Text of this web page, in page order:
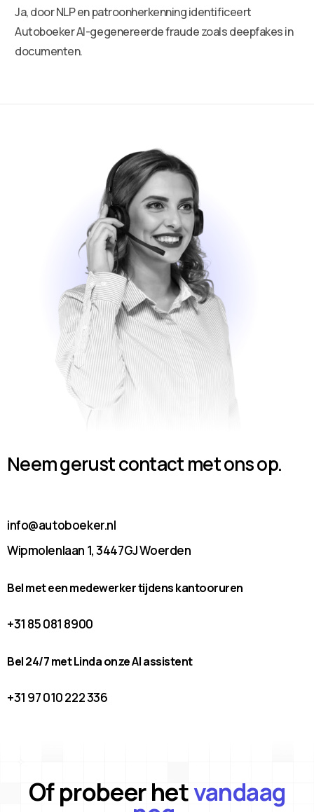
Ja, door NLP en patroonherkenning identificeert
Autoboeker AI-gegenereerde fraude zoals deepfakes in
documenten.
Neem gerust contact met ons op.
info@autoboeker.nl
Wipmolenlaan 1, 3447GJ Woerden
Bel met een medewerker tijdens kantooruren
+31 85 081 8900
Bel 24/7 met Linda onze AI assistent
+31 97 010 222 336
Of probeer hetvandaag